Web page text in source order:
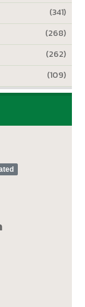
(341)
(268)
(262)
(109)